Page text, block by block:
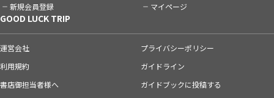
新規会員登録 マイページ
GOOD LUCK TRIP
運営会社
プライバシーポリシー
利用規約
ガイドライン
書店御担当者様へ
ガイドブックに投稿する